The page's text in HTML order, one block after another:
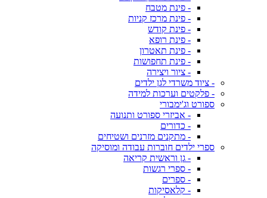
- פינת מטבח
- פינת מרכז קניות
- פינת קודש
- פינת רופא
- פינת תאטרון
- פינת תחפושות
- ציור ויצירה
- ציוד משרדי לגן ילדים
- פלקטים וערכות למידה
ספורט וג'ימבורי
- אביזרי ספורט ותנועה
- כדורים
- מתקנים מזרנים ושטיחים
ספרי ילדים חוברות עבודה ומוסיקה
- גן וראשית קריאה
- ספרי רגשות
- ספרים
- קלאסיקות